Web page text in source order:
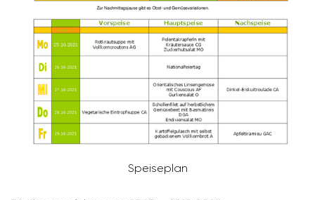
Spei­se­plan